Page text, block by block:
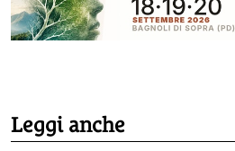
Leggi anche